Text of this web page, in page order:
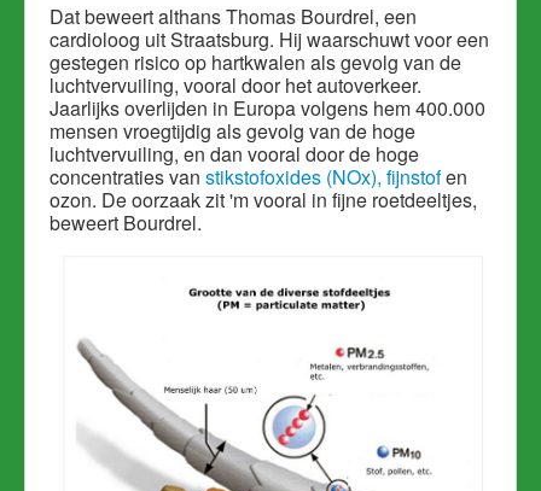
Dat beweert althans Thomas Bourdrel, een
cardioloog uit Straatsburg. Hij waarschuwt voor een
gestegen risico op hartkwalen als gevolg van de
luchtvervuiling, vooral door het autoverkeer.
Jaarlijks overlijden in Europa volgens hem 400.000
mensen vroegtijdig als gevolg van de hoge
luchtvervuiling, en dan vooral door de hoge
concentraties van stikstofoxides (NOx), fijnstofen
ozon. De oorzaak zit 'm vooral in fijne roetdeeltjes,
beweert Bourdrel.